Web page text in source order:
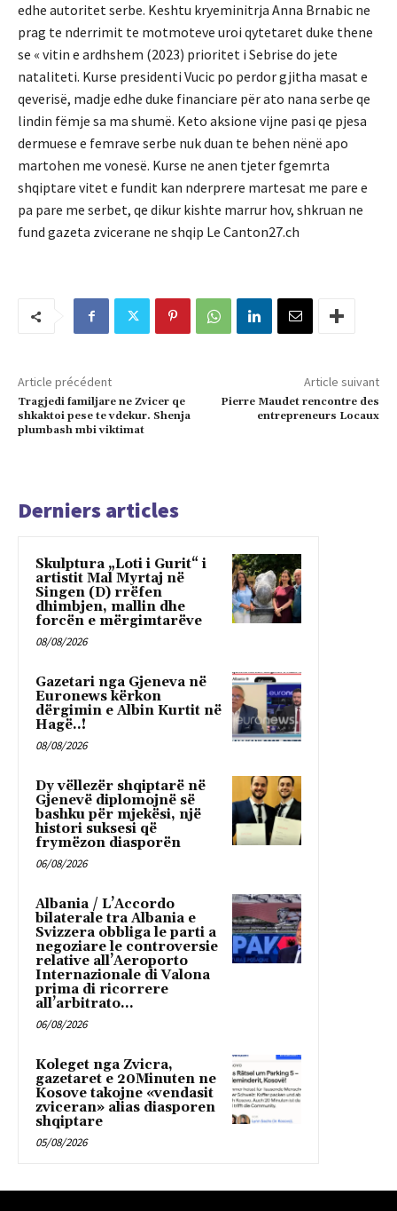
edhe autoritet serbe. Keshtu kryeminitrja Anna Brnabic ne
prag te nderrimit te motmoteve uroi qytetaret duke thene
se « vitin e ardhshem (2023) prioritet i Sebrise do jete
nataliteti. Kurse presidenti Vucic po perdor gjitha masat e
qeverisë, madje edhe duke financiare për ato nana serbe qe
lindin fëmje sa ma shumë. Keto aksione vijne pasi qe pjesa
dermuese e femrave serbe nuk duan te behen nënë apo
martohen me vonesë. Kurse ne anen tjeter fgemrta
shqiptare vitet e fundit kan nderprere martesat me pare e
pa pare me serbet, qe dikur kishte marrur hov, shkruan ne
fund gazeta zvicerane ne shqip Le Canton27.ch
Article précédent
Tragjedi familjare ne Zvicer qe
shkaktoi pese te vdekur. Shenja
plumbash mbi viktimat
Article suivant
Pierre Maudet rencontre des
entrepreneurs Locaux
Derniers articles
Skulptura „Loti i Gurit“ i
artistit Mal Myrtaj në
Singen (D) rrëfen
dhimbjen, mallin dhe
forcën e mërgimtarëve
08/08/2026
Gazetari nga Gjeneva në
Euronews kërkon
dërgimin e Albin Kurtit në
Hagë..!
08/08/2026
Dy vëllezër shqiptarë në
Gjenevë diplomojnë së
bashku për mjekësi, një
histori suksesi që
frymëzon diasporën
06/08/2026
Albania / L’Accordo
bilaterale tra Albania e
Svizzera obbliga le parti a
negoziare le controversie
relative all’Aeroporto
Internazionale di Valona
prima di ricorrere
all’arbitrato...
06/08/2026
Koleget nga Zvicra,
gazetaret e 20Minuten ne
Kosove takojne «vendasit
zviceran» alias diasporen
shqiptare
05/08/2026